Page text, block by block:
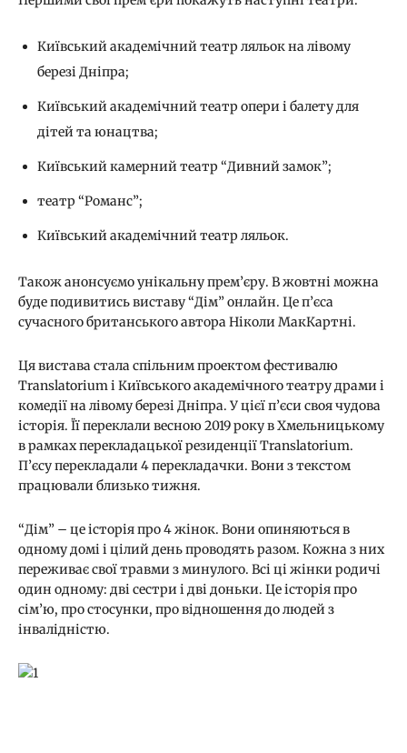
Київський академічний театр ляльок на лівому
березі Дніпра;
Київський академічний театр опери і балету для
дітей та юнацтва;
Київський камерний театр “Дивний замок”;
театр “Романс”;
Київський академічний театр ляльок.
Також анонсуємо унікальну прем’єру. В жовтні можна
буде подивитись виставу “Дім” онлайн. Це п’єса
сучасного британського автора Ніколи МакКартні.
Ця вистава стала спільним проектом фестивалю
Translatorium і Київського академічного театру драми і
комедії на лівому березі Дніпра. У цієї п’єси своя чудова
історія. Її переклали весною 2019 року в Хмельницькому
в рамках перекладацької резиденції Translatorium.
П’єсу перекладали 4 перекладачки. Вони з текстом
працювали близько тижня.
“Дім” – це історія про 4 жінок. Вони опиняються в
одному домі і цілий день проводять разом. Кожна з них
переживає свої травми з минулого. Всі ці жінки родичі
один одному: дві сестри і дві доньки. Це історія про
сім’ю, про стосунки, про відношення до людей з
інвалідністю.